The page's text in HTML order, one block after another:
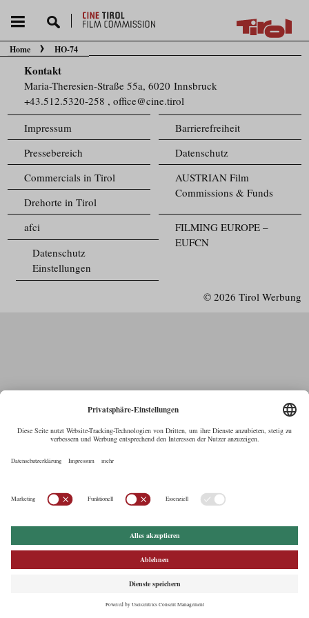
Sie befinden sich hier:
Home HO-74
Kontakt
Maria-Theresien-Straße 55a, 6020 Innsbruck
+43.512.5320-258 ,office@cine.tirol
Impressum
Barrierefreiheit
Pressebereich
Datenschutz
Commercials in Tirol
AUSTRIAN Film
Commissions & Funds
Drehorte in Tirol
FILMING EUROPE –
EUFCN
afci
Datenschutz
Einstellungen
© 2026 Tirol Werbung